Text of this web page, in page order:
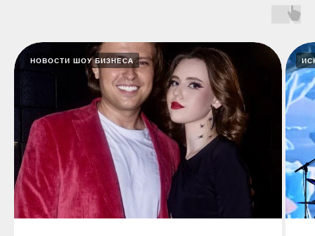
НОВОСТИ ШОУ БИЗНЕСА